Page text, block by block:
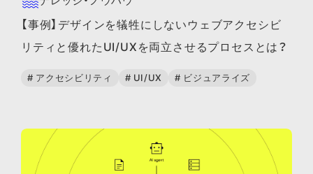
【事例】デザインを犠牲にしないウェブアクセシビ
リティと優れたUI/UXを両立させるプロセスとは？
# アクセシビリティ # UI/UX # ビジュアライズ